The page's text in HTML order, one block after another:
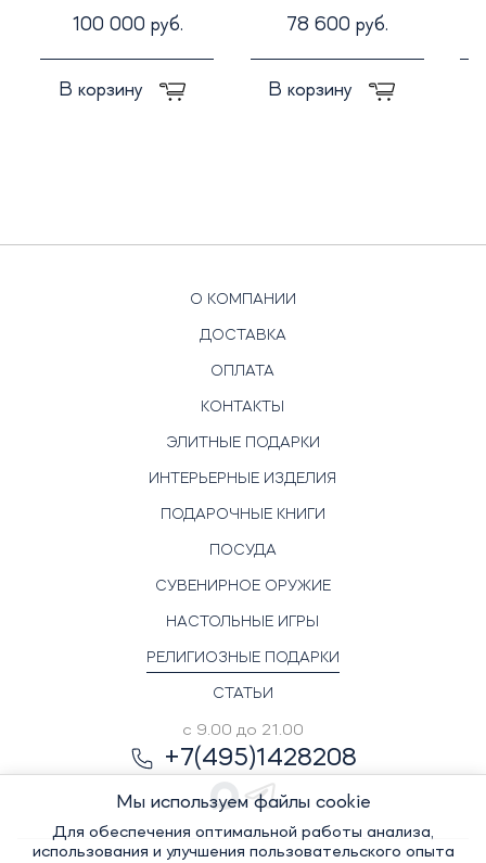
100 000 руб.
В корзину
78 600 руб.
В корзину
О КОМПАНИИ
ДОСТАВКА
ОПЛАТА
КОНТАКТЫ
ЭЛИТНЫЕ ПОДАРКИ
ИНТЕРЬЕРНЫЕ ИЗДЕЛИЯ
ПОДАРОЧНЫЕ КНИГИ
ПОСУДА
СУВЕНИРНОЕ ОРУЖИЕ
НАСТОЛЬНЫЕ ИГРЫ
РЕЛИГИОЗНЫЕ ПОДАРКИ
СТАТЬИ
с 9.00 до 21.00
+7(495)1428208
Мы используем файлы cookie
Для обеспечения оптимальной работы анализа,
использования и улучшения пользовательского опыта